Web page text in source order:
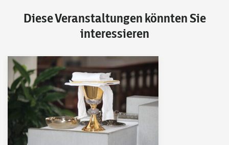
Diese Veranstaltungen könnten Sie
interessieren